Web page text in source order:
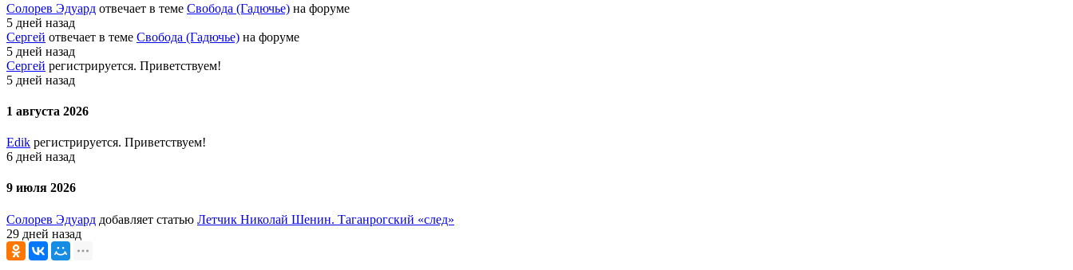
Солорев Эдуард отвечает в теме Свобода (Гадючье) на форуме
5 дней назад
Сергей отвечает в теме Свобода (Гадючье) на форуме
5 дней назад
Сергей регистрируется. Приветствуем!
5 дней назад
1 августа 2026
Edik регистрируется. Приветствуем!
6 дней назад
9 июля 2026
Солорев Эдуард добавляет статью Летчик Николай Шенин. Таганрогский «след»
29 дней назад